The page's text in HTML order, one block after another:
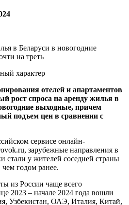
характер
отелей и апартаментов
рост спроса на аренду жилья в
выходные, причем
подъем цен в сравнении с
сервисе онлайн-
зарубежные направления в
стали у жителей соседней страны
годом ранее.
из России чаще всего
2023 – начале 2024 года вошли
Узбекистан, ОАЭ, Италия, Китай,